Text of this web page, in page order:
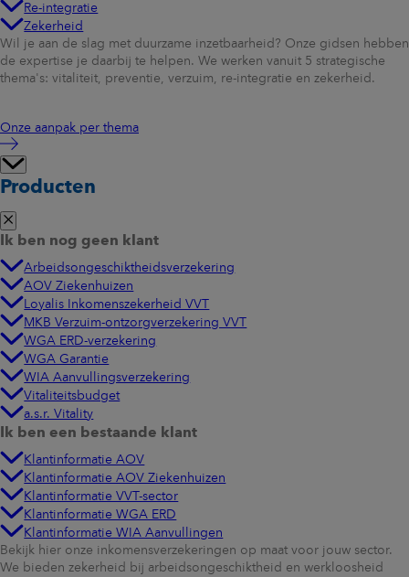
Re-integratie
Zekerheid
Wil je aan de slag met duurzame inzetbaarheid? Onze gidsen hebben
de expertise je daarbij te helpen. We werken vanuit 5 strategische
thema's: vitaliteit, preventie, verzuim, re-integratie en zekerheid.
Onze aanpak per thema
Producten
Ik ben nog geen klant
Arbeidsongeschiktheidsverzekering
AOV Ziekenhuizen
Loyalis Inkomenszekerheid VVT
MKB Verzuim-ontzorgverzekering VVT
WGA ERD-verzekering
WGA Garantie
WIA Aanvullingsverzekering
Vitaliteitsbudget
a.s.r. Vitality
Ik ben een bestaande klant
Klantinformatie AOV
Klantinformatie AOV Ziekenhuizen
Klantinformatie VVT-sector
Klantinformatie WGA ERD
Klantinformatie WIA Aanvullingen
Bekijk hier onze inkomensverzekeringen op maat voor jouw sector.
We bieden zekerheid bij arbeidsongeschiktheid en werkloosheid